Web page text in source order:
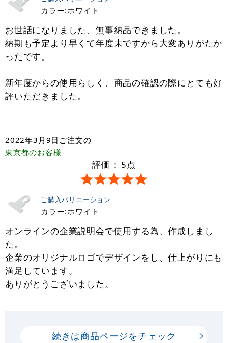
カラー:ホワイト
お世話になりました、無事納品できました。
納期も予定より早くて年度末ですから大変ありがたか
ったです。
新年度からの使用らしく、商品の確認の際にとても好
評いただきました。
2022年3月9日 ご注文の
東京都のお客様
評価： 5点
ご購入バリエーション
カラー:ホワイト
オンラインの企業説明会で使用する為、作成しまし
た。
企業のオリジナルロゴでデザインをし、仕上がりにも
満足しています。
ありがとうございました。
続きは商品ページをチェック